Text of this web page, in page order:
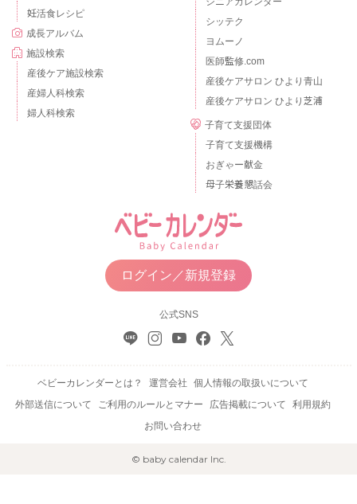
妊活食レシピ
成長アルバム
施設検索
産後ケア施設検索
産婦人科検索
婦人科検索
シッテク
ヨムーノ
医師監修.com
産後ケアサロン ひより青山
産後ケアサロン ひより芝浦
子育て支援団体
子育て支援機構
おぎゃー献金
母子栄養懇話会
ログイン／新規登録
公式SNS
ベビーカレンダーとは？ 運営会社
個人情報の取扱いについて
外部送信について
ご利用のルールとマナー 広告掲載について
利用規約
お問い合わせ
© baby calendar Inc.